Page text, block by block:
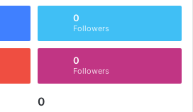
0
Followers
0
Followers
0